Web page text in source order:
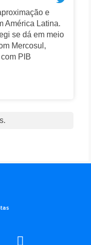
e
América Latina.
se dá em meio
Mercosul,
PIB